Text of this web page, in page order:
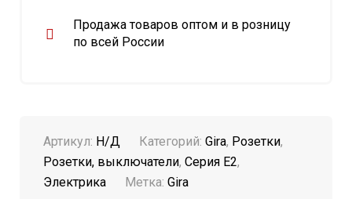
Продажа товаров оптом и в розницу
по всей России
Артикул: Н/Д Категорий: Gira, Розетки,
Розетки, выключатели, Серия E2,
Электрика
Метка: Gira